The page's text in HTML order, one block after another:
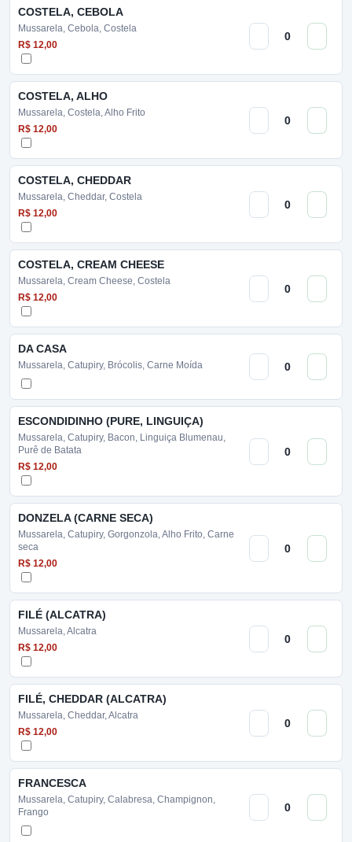
COSTELA, CEBOLA
Mussarela, Cebola, Costela
R$ 12,00
COSTELA, ALHO
Mussarela, Costela, Alho Frito
R$ 12,00
COSTELA, CHEDDAR
Mussarela, Cheddar, Costela
R$ 12,00
COSTELA, CREAM CHEESE
Mussarela, Cream Cheese, Costela
R$ 12,00
DA CASA
Mussarela, Catupiry, Brócolis, Carne Moída
ESCONDIDINHO (PURE, LINGUIÇA)
Mussarela, Catupiry, Bacon, Linguiça Blumenau,
Purê de Batata
R$ 12,00
DONZELA (CARNE SECA)
Mussarela, Catupiry, Gorgonzola, Alho Frito, Carne
seca
R$ 12,00
FILÉ (ALCATRA)
Mussarela, Alcatra
R$ 12,00
FILÉ, CHEDDAR (ALCATRA)
Mussarela, Cheddar, Alcatra
R$ 12,00
FRANCESCA
Mussarela, Catupiry, Calabresa, Champignon,
Frango